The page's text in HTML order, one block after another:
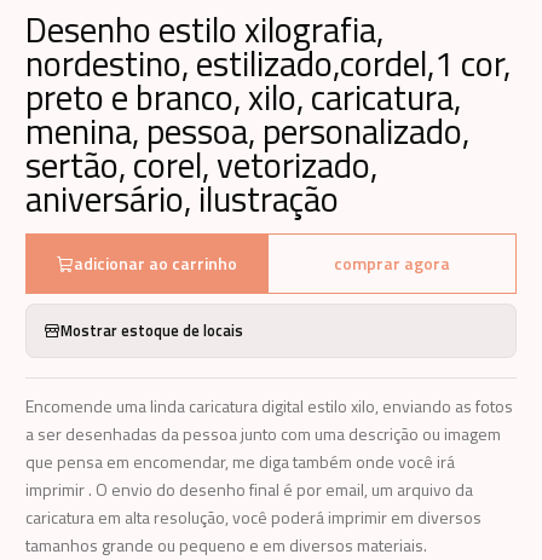
Desenho estilo xilografia,
nordestino, estilizado,cordel,1 cor,
preto e branco, xilo, caricatura,
menina, pessoa, personalizado,
sertão, corel, vetorizado,
aniversário, ilustração
adicionar ao carrinho comprar agora
Mostrar estoque de locais
Encomende uma linda caricatura digital estilo xilo, enviando as fotos
a ser desenhadas da pessoa junto com uma descrição ou imagem
que pensa em encomendar, me diga também onde você irá
imprimir . O envio do desenho final é por email, um arquivo da
caricatura em alta resolução, você poderá imprimir em diversos
tamanhos grande ou pequeno e em diversos materiais.